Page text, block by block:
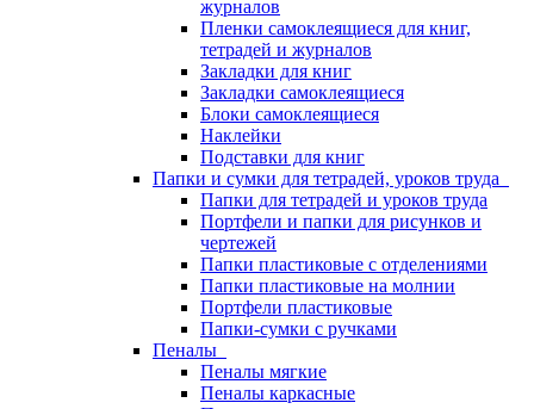
журналов
Пленки самоклеящиеся для книг,
тетрадей и журналов
Закладки для книг
Закладки самоклеящиеся
Блоки самоклеящиеся
Наклейки
Подставки для книг
Папки и сумки для тетрадей, уроков труда
Папки для тетрадей и уроков труда
Портфели и папки для рисунков и
чертежей
Папки пластиковые с отделениями
Папки пластиковые на молнии
Портфели пластиковые
Папки-сумки с ручками
Пеналы
Пеналы мягкие
Пеналы каркасные